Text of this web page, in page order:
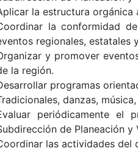
la estructura
la conformidad
regionales, estatales
y promover
la región.
programas
danzas,
periódicamente el
de Planeación y
las actividades del